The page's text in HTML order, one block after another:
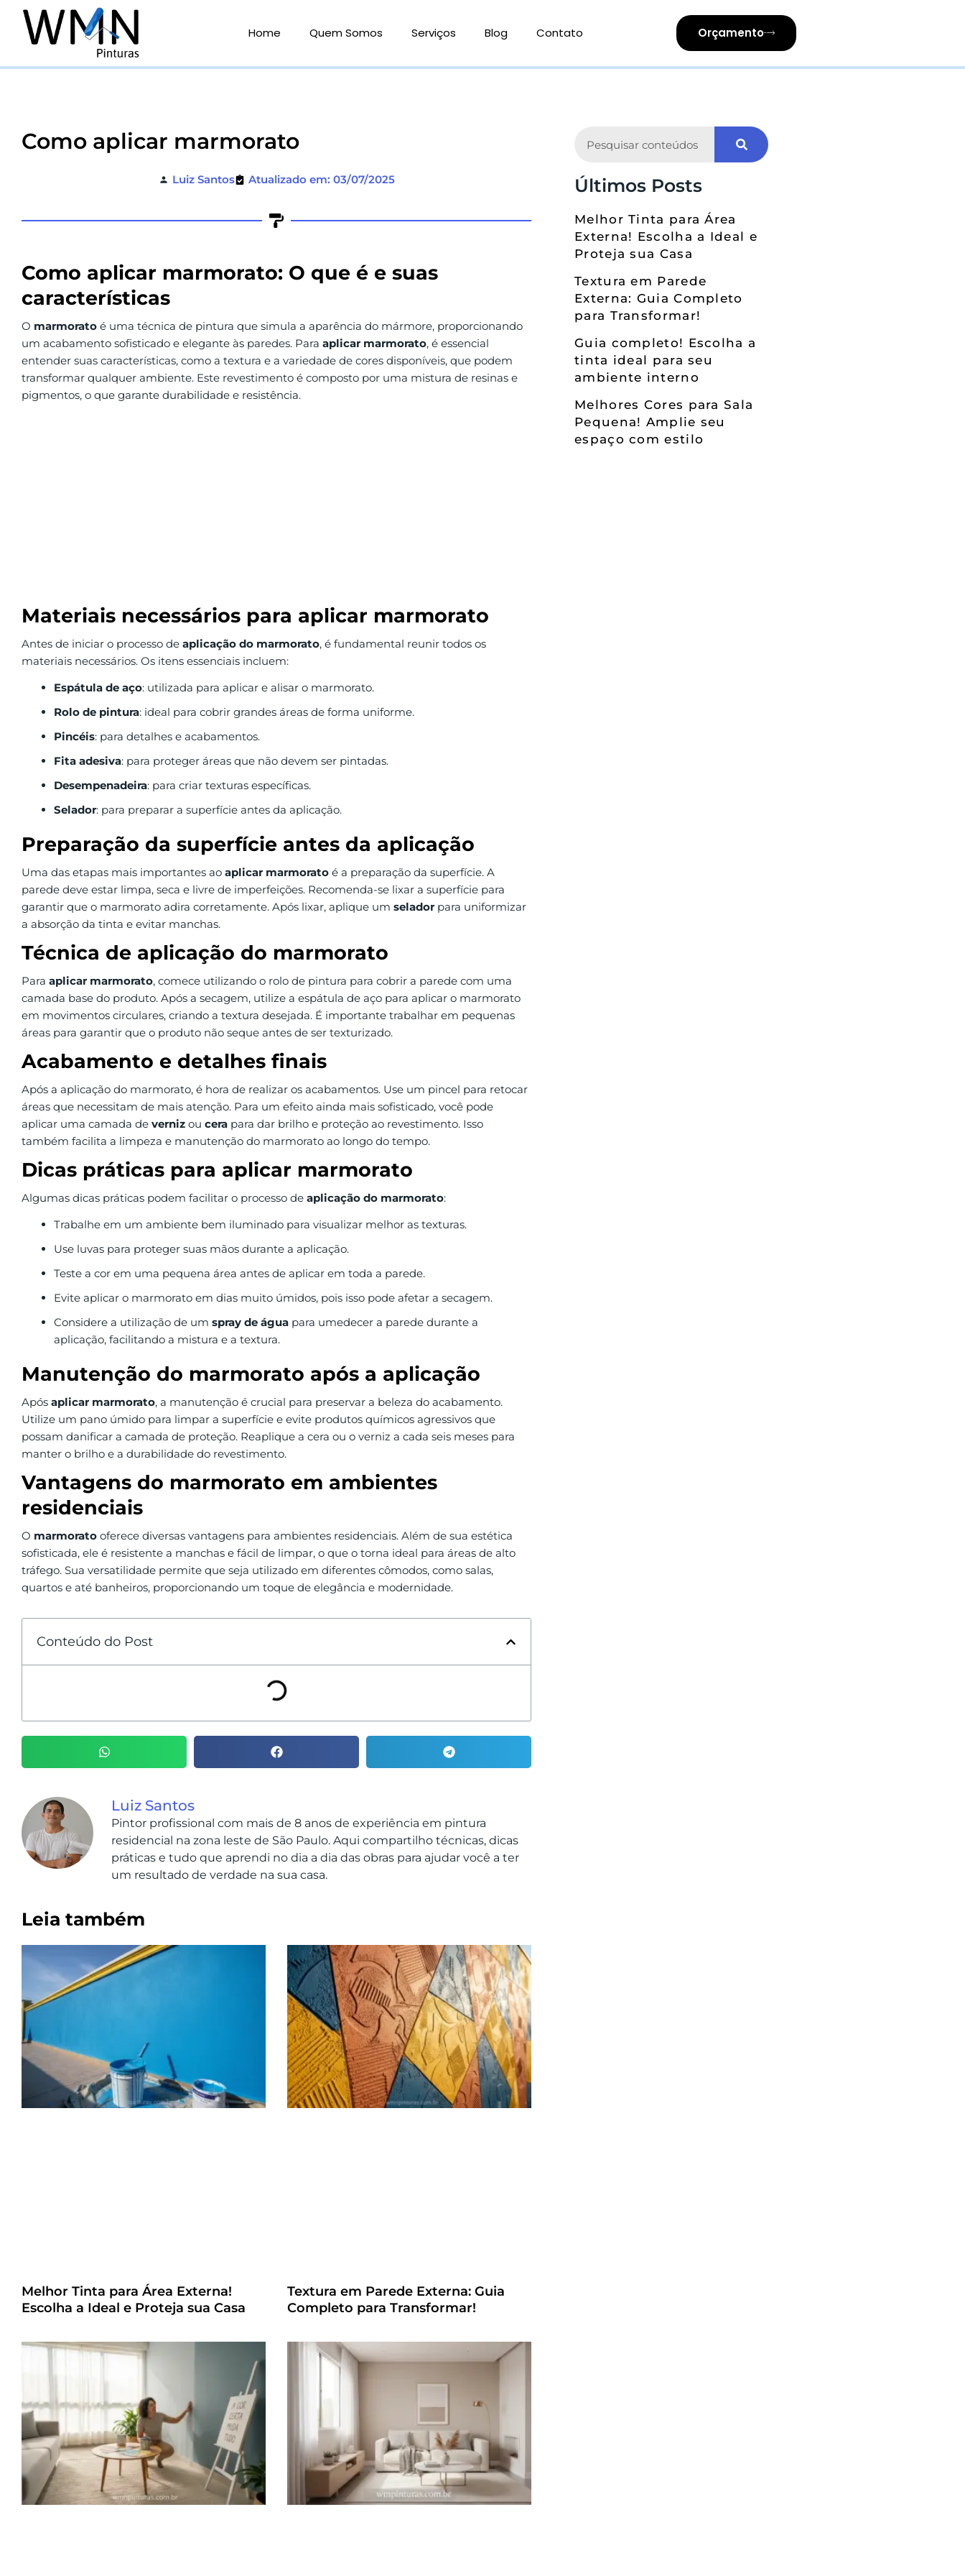
Home Quem Somos Serviços Blog Contato Orçamento
Como aplicar marmorato
Luiz Santos Atualizado em: 03/07/2025
Como aplicar marmorato: O que é e suas
características
O marmorato é uma técnica de pintura que simula a aparência do mármore, proporcionando
um acabamento sofisticado e elegante às paredes. Para aplicar marmorato, é essencial
entender suas características, como a textura e a variedade de cores disponíveis, que podem
transformar qualquer ambiente. Este revestimento é composto por uma mistura de resinas e
pigmentos, o que garante durabilidade e resistência.
Materiais necessários para aplicar marmorato
Antes de iniciar o processo de aplicação do marmorato, é fundamental reunir todos os
materiais necessários. Os itens essenciais incluem:
Espátula de aço: utilizada para aplicar e alisar o marmorato.
Rolo de pintura: ideal para cobrir grandes áreas de forma uniforme.
Pincéis: para detalhes e acabamentos.
Fita adesiva: para proteger áreas que não devem ser pintadas.
Desempenadeira: para criar texturas específicas.
Selador: para preparar a superfície antes da aplicação.
Preparação da superfície antes da aplicação
Uma das etapas mais importantes ao aplicar marmorato é a preparação da superfície. A
parede deve estar limpa, seca e livre de imperfeições. Recomenda-se lixar a superfície para
garantir que o marmorato adira corretamente. Após lixar, aplique um selador para uniformizar
a absorção da tinta e evitar manchas.
Técnica de aplicação do marmorato
Para aplicar marmorato, comece utilizando o rolo de pintura para cobrir a parede com uma
camada base do produto. Após a secagem, utilize a espátula de aço para aplicar o marmorato
em movimentos circulares, criando a textura desejada. É importante trabalhar em pequenas
áreas para garantir que o produto não seque antes de ser texturizado.
Acabamento e detalhes finais
Após a aplicação do marmorato, é hora de realizar os acabamentos. Use um pincel para retocar
áreas que necessitam de mais atenção. Para um efeito ainda mais sofisticado, você pode
aplicar uma camada de verniz ou cera para dar brilho e proteção ao revestimento. Isso
também facilita a limpeza e manutenção do marmorato ao longo do tempo.
Dicas práticas para aplicar marmorato
Algumas dicas práticas podem facilitar o processo de aplicação do marmorato:
Trabalhe em um ambiente bem iluminado para visualizar melhor as texturas.
Use luvas para proteger suas mãos durante a aplicação.
Teste a cor em uma pequena área antes de aplicar em toda a parede.
Evite aplicar o marmorato em dias muito úmidos, pois isso pode afetar a secagem.
Considere a utilização de um spray de água para umedecer a parede durante a
aplicação, facilitando a mistura e a textura.
Manutenção do marmorato após a aplicação
Após aplicar marmorato, a manutenção é crucial para preservar a beleza do acabamento.
Utilize um pano úmido para limpar a superfície e evite produtos químicos agressivos que
possam danificar a camada de proteção. Reaplique a cera ou o verniz a cada seis meses para
manter o brilho e a durabilidade do revestimento.
Vantagens do marmorato em ambientes
residenciais
O marmorato oferece diversas vantagens para ambientes residenciais. Além de sua estética
sofisticada, ele é resistente a manchas e fácil de limpar, o que o torna ideal para áreas de alto
tráfego. Sua versatilidade permite que seja utilizado em diferentes cômodos, como salas,
quartos e até banheiros, proporcionando um toque de elegância e modernidade.
Conteúdo do Post
Luiz Santos
Pintor profissional com mais de 8 anos de experiência em pintura
residencial na zona leste de São Paulo. Aqui compartilho técnicas, dicas
práticas e tudo que aprendi no dia a dia das obras para ajudar você a ter
um resultado de verdade na sua casa.
Leia também
Melhor Tinta para Área Externa!
Escolha a Ideal e Proteja sua Casa
Textura em Parede Externa: Guia
Completo para Transformar!
Últimos Posts
Melhor Tinta para Área
Externa! Escolha a Ideal e
Proteja sua Casa
Textura em Parede
Externa: Guia Completo
para Transformar!
Guia completo! Escolha a
tinta ideal para seu
ambiente interno
Melhores Cores para Sala
Pequena! Amplie seu
espaço com estilo